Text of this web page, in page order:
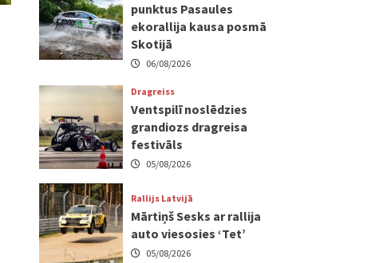
punktus Pasaules
ekorallija kausa posmā
Skotijā
06/08/2026
Dragreiss
Ventspilī noslēdzies
grandiozs dragreisa
festivāls
05/08/2026
Rallijs Latvijā
Mārtiņš Sesks ar rallija
auto viesosies ‘Tet’
05/08/2026